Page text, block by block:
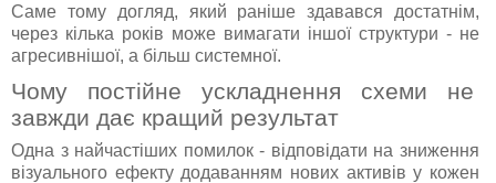
Саме тому догляд, який раніше здавався достатнім,
через кілька років може вимагати іншої структури - не
агресивнішої, а більш системної.
Чому постійне ускладнення схеми не
завжди дає кращий результат
Одна з найчастіших помилок - відповідати на зниження
візуального ефекту додаванням нових активів у кожен